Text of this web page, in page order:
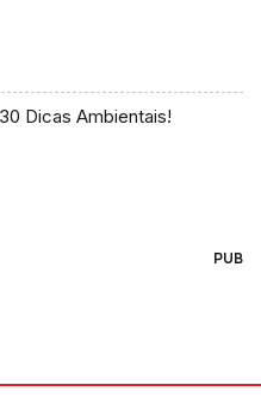
Dicas Ambientais!
PUB